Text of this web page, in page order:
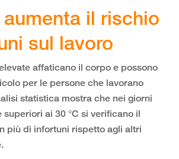
il rischio
sul lavoro
affaticano il corpo e possono
per le persone che lavorano
statistica mostra che nei giorni
ai 30 °C si verificano il
più di infortuni rispetto agli altri